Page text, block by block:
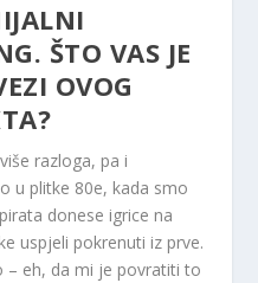
ŠTO VAS JE
OVOG
razloga, pa i
u plitke 80e, kada smo
donese igrice na
uspjeli pokrenuti iz prve.
– eh, da mi je povratiti to